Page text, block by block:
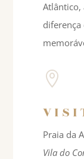
Atlântico,

Praia da
Vila do